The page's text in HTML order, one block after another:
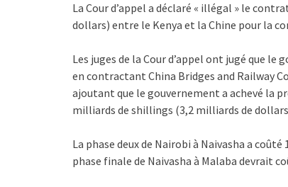
La Cour d’appel a déclaré « illégal » le
dollars) entre le Kenya et la Chine pour la
Les juges de la Cour d’appel ont jugé que
en contractant China Bridges and Railway
ajoutant que le gouvernement a achevé la
milliards de shillings (3,2 milliards de
La phase deux de Nairobi à Naivasha a
phase finale de Naivasha à Malaba devrait